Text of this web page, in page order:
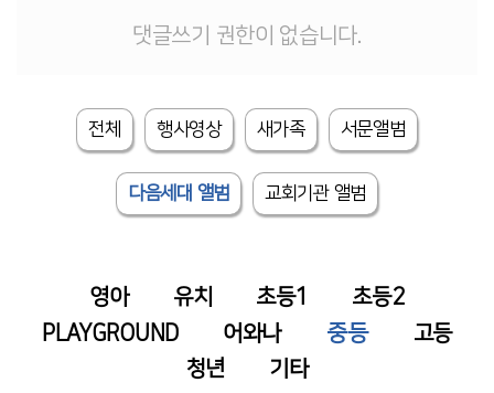
# 첨부 12.IMG_5418.JPG
# 첨부 13.IMG_5420.JPG
# 첨부 15.IMG_5428.JPG
# 첨부 16.IMG_5433.JPG
# 첨부 18.IMG_5439.JPG
# 첨부 19.IMG_5387.jpg
댓글쓰기 권한이 없습니다.
전체 행사영상 새가족 서문앨범
다음세대 앨범 교회기관 앨범
영아 유치 초등1
초등2
PLAYGROUND
어와나 중등
고등
청년
기타